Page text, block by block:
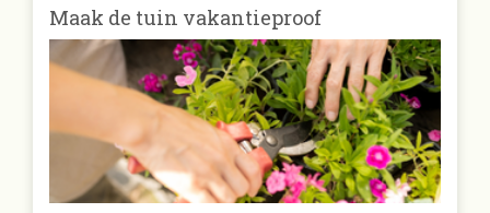
Maak de tuin vakantieproof